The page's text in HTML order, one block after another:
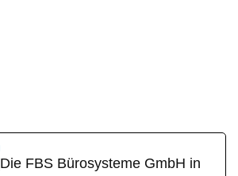
Die FBS Bürosysteme GmbH in